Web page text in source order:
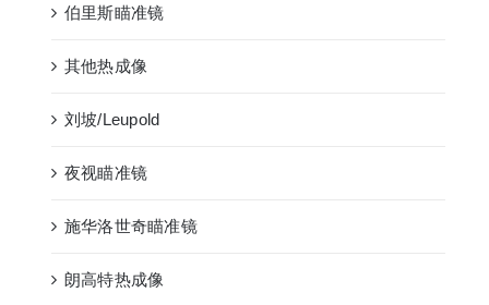
伯里斯瞄准镜
其他热成像
刘坡/Leupold
夜视瞄准镜
施华洛世奇瞄准镜
朗高特热成像